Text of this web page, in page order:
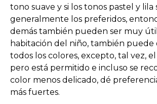
tono suave y si los tonos pastel y lila
generalmente los preferidos,
demás también pueden ser muy
habitación del niño, también puede
todos los colores, excepto, tal vez, el
pero está permitido e incluso se
color menos delicado, dé
más fuertes.